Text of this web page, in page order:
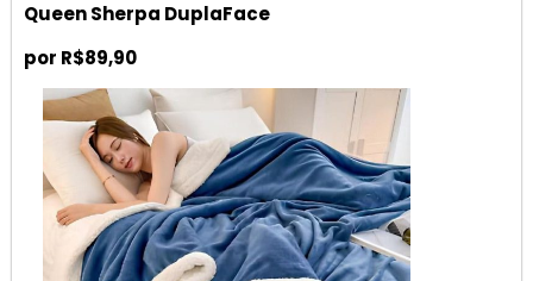
Queen Sherpa DuplaFace
por R$89,90